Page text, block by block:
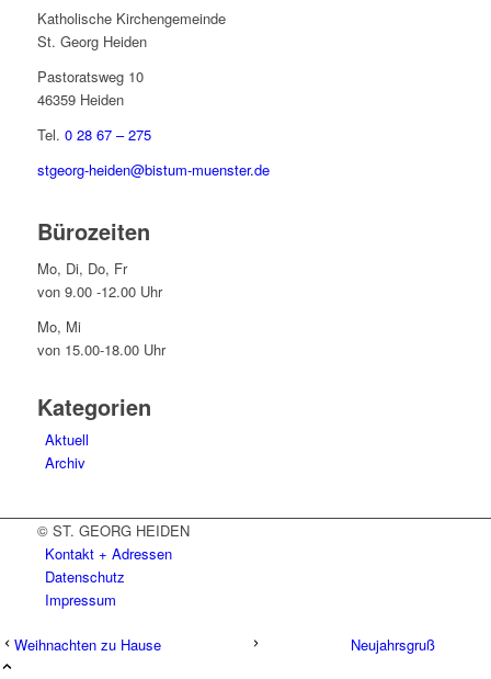
Katholische Kirchengemeinde
St. Georg Heiden
Pastoratsweg 10
46359 Heiden
Tel. 0 28 67 – 275
stgeorg-heiden@bistum-muenster.de
Bürozeiten
Mo, Di, Do, Fr
von 9.00 -12.00 Uhr
Mo, Mi
von 15.00-18.00 Uhr
Kategorien
Aktuell
Archiv
© ST. GEORG HEIDEN
Kontakt + Adressen
Datenschutz
Impressum
Weihnachten zu Hause Neujahrsgruß